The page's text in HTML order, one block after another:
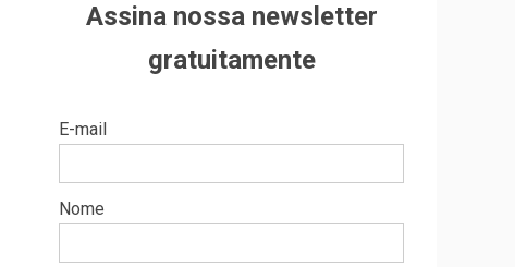
Assina nossa newsletter
gratuitamente
E-mail
Nome